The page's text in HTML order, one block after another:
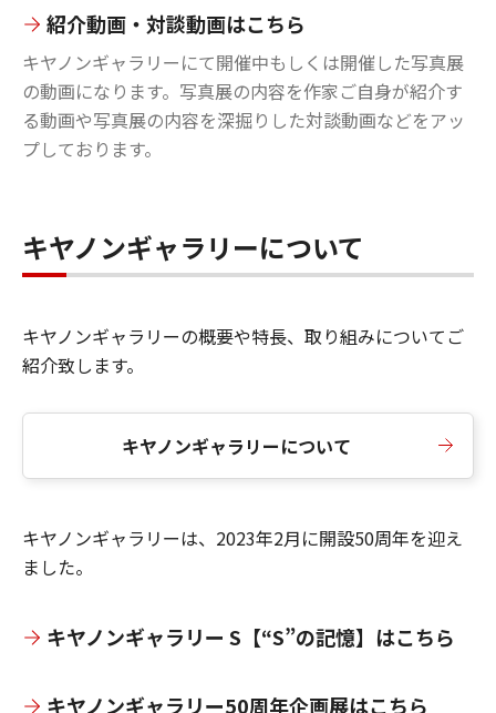
紹介動画・対談動画はこちら
キヤノンギャラリーにて開催中もしくは開催した写真展
の動画になります。写真展の内容を作家ご自身が紹介す
る動画や写真展の内容を深掘りした対談動画などをアッ
プしております。
キヤノンギャラリーについて
キヤノンギャラリーの概要や特長、取り組みについてご
紹介致します。
キヤノンギャラリーについて
キヤノンギャラリーは、2023年2月に開設50周年を迎え
ました。
キヤノンギャラリー S【“S”の記憶】はこちら
キヤノンギャラリー50周年企画展はこちら